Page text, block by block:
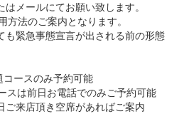
メールにてお願い致します。
方法のご案内となります。
も緊急事態宣言が出される前の形態
ースのみ予約可能
は前日お電話でのみご予約可能
来店頂き空席があればご案内